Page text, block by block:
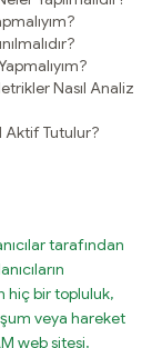
Nasıl Analiz
Aktif Tutulur?
tarafından
hiç bir topluluk,
veya hareket
web sitesi,